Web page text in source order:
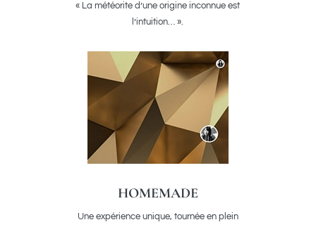
« La météorite d’une origine inconnue est
l’intuition… ».
HOMEMADE
Une expérience unique, tournée en plein